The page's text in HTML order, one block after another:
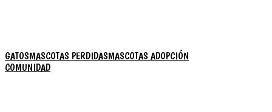
GATOSMASCOTAS PERDIDASMASCOTAS ADOPCIÓN
COMUNIDAD